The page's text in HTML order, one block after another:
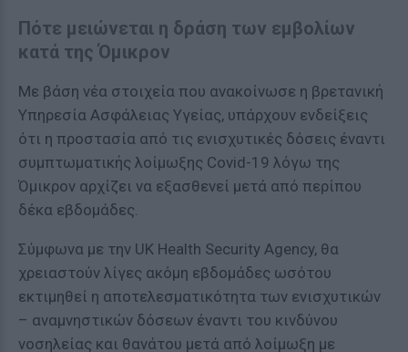
Πότε μειώνεται η δράση των εμβολίων
κατά της Όμικρον
Με βάση νέα στοιχεία που ανακοίνωσε η βρετανική
Υπηρεσία Ασφάλειας Υγείας, υπάρχουν ενδείξεις
ότι η προστασία από τις ενισχυτικές δόσεις έναντι
συμπτωματικής λοίμωξης Covid-19 λόγω της
Όμικρον αρχίζει να εξασθενεί μετά από περίπου
δέκα εβδομάδες.
Σύμφωνα με την UK Health Security Agency, θα
χρειαστούν λίγες ακόμη εβδομάδες ωσότου
εκτιμηθεί η αποτελεσματικότητα των ενισχυτικών
– αναμνηστικών δόσεων έναντι του κινδύνου
νοσηλείας και θανάτου μετά από λοίμωξη με